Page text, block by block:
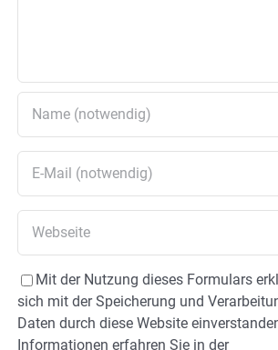
Mit der Nutzung dieses Formulars
sich mit der Speicherung und
Daten durch diese Website
Informationen erfahren Sie in der